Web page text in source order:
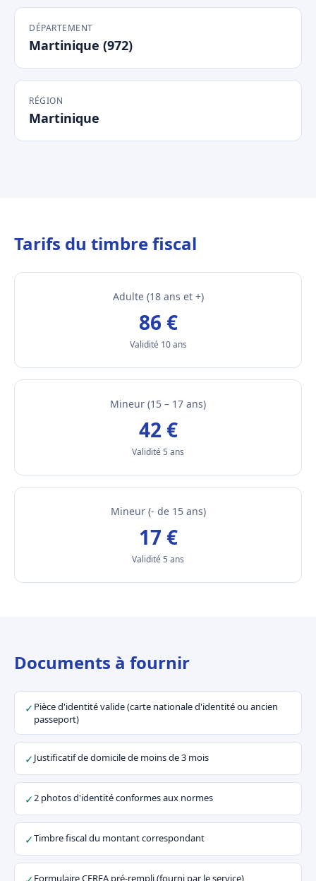
DÉPARTEMENT
Martinique (972)
RÉGION
Martinique
Tarifs du timbre fiscal
Adulte (18 ans et +)
86 €
Validité 10 ans
Mineur (15 – 17 ans)
42 €
Validité 5 ans
Mineur (- de 15 ans)
17 €
Validité 5 ans
Documents à fournir
✓ Pièce d'identité valide (carte nationale d'identité ou ancien
passeport)
✓Justificatif de domicile de moins de 3 mois
✓2 photos d'identité conformes aux normes
✓Timbre fiscal du montant correspondant
Formulaire CERFA pré-rempli (fourni par le service)